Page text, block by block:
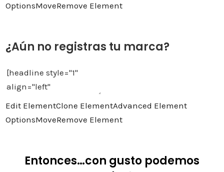
OptionsMoveRemove Element
¿Aún no registras tu marca?
Edit ElementClone ElementAdvanced Element
OptionsMoveRemove Element
Entonces…con gusto podemos